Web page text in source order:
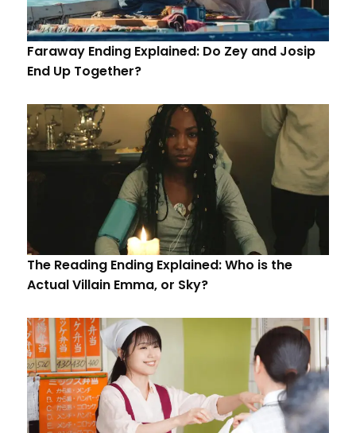
Faraway Ending Explained: Do Zey and Josip
End Up Together?
The Reading Ending Explained: Who is the
Actual Villain Emma, or Sky?